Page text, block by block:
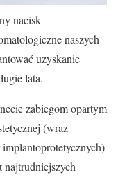
nacisk
naszych
uzyskanie
lata.
zabiegom opartym
(wraz